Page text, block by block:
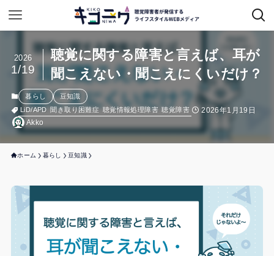
聴覚に関する障害と言えば、耳が
聞こえない・聞こえにくいだけ？
2026
1/19
暮らし
豆知識
LiD/APD 聞き取り困難症 聴覚情報処理障害 聴覚障害
2026年1月19日
Akko
ホーム 暮らし 豆知識